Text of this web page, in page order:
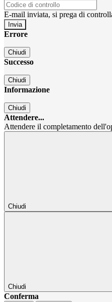
E-mail inviata, si prega di
Errore
Chiudi
Successo
Chiudi
Informazione
Chiudi
Attendere...
Attendere il completamento
Chiudi
Chiudi
Conferma